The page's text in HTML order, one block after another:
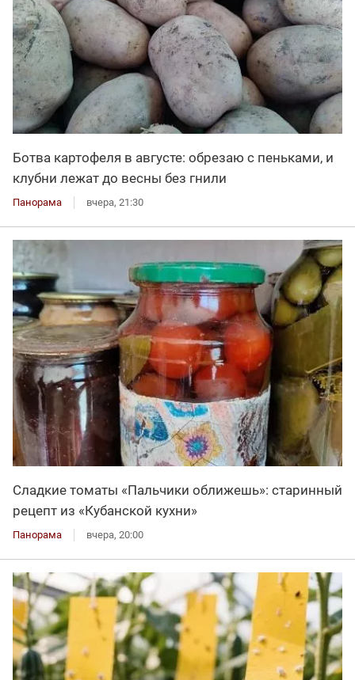
Ботва картофеля в августе: обрезаю с пеньками, и
клубни лежат до весны без гнили
Панорама вчера, 21:30
Сладкие томаты «Пальчики оближешь»: старинный
рецепт из «Кубанской кухни»
Панорама вчера, 20:00